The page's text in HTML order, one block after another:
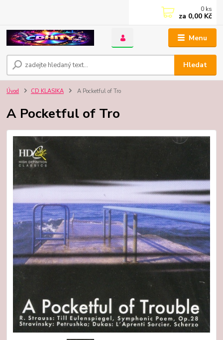
Menu
Hledat
0 ks
za 0,00 Kč
Úvod CD KLASIKA A Pocketful of Tro
A Pocketful of Tro